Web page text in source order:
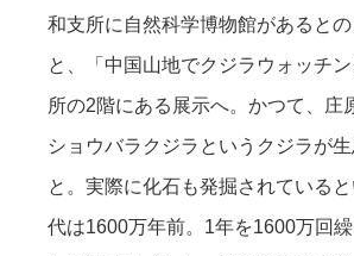
和支所に自然科学博物館があるとの
と、「中国山地でクジラウォッチ
所の2階にある展示へ。かつて、庄
ショウバラクジラというクジラが
と。実際に化石も発掘されている
代は1600万年前。1年を1600万回